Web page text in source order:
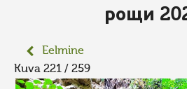
Tegutse
Kuvavõistlused
рощи
Eelmine
Kuva 221 / 259